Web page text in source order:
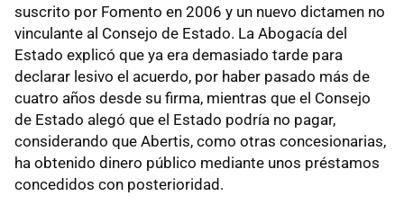
suscrito por Fomento en 2006 y un nuevo dictamen no
vinculante al Consejo de Estado. La Abogacía del
Estado explicó que ya era demasiado tarde para
declarar lesivo el acuerdo, por haber pasado más de
cuatro años desde su firma, mientras que el Consejo
de Estado alegó que el Estado podría no pagar,
considerando que Abertis, como otras concesionarias,
ha obtenido dinero público mediante unos préstamos
concedidos con posterioridad.